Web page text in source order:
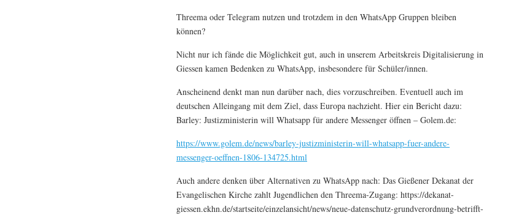
Threema oder Telegram nutzen und trotzdem in den WhatsApp Gruppen bleiben
können?
Nicht nur ich fände die Möglichkeit gut, auch in unserem Arbeitskreis Digitalisierung in
Giessen kamen Bedenken zu WhatsApp, insbesondere für Schüler/innen.
Anscheinend denkt man nun darüber nach, dies vorzuschreiben. Eventuell auch im
deutschen Alleingang mit dem Ziel, dass Europa nachzieht. Hier ein Bericht dazu:
Barley: Justizministerin will Whatsapp für andere Messenger öffnen – Golem.de:
https://www.golem.de/news/barley-justizministerin-will-whatsapp-fuer-andere-
messenger-oeffnen-1806-134725.html
Auch andere denken über Alternativen zu WhatsApp nach: Das Gießener Dekanat der
Evangelischen Kirche zahlt Jugendlichen den Threema-Zugang: https://dekanat-
giessen.ekhn.de/startseite/einzelansicht/news/neue-datenschutz-grundverordnung-betrifft-